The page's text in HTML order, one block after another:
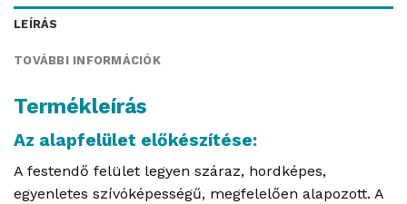
LEÍRÁS
TOVÁBBI INFORMÁCIÓK
Termékleírás
Az alapfelület előkészítése:
A festendő felület legyen száraz, hordképes,
egyenletes szívóképességű, megfelelően alapozott. A